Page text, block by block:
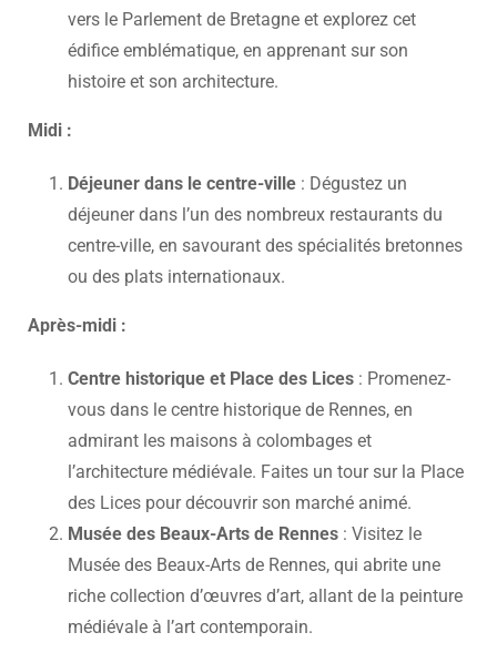
vers le Parlement de Bretagne et explorez cet
édifice emblématique, en apprenant sur son
histoire et son architecture.
Midi :
Déjeuner dans le centre-ville : Dégustez un
déjeuner dans l’un des nombreux restaurants du
centre-ville, en savourant des spécialités bretonnes
ou des plats internationaux.
Après-midi :
Centre historique et Place des Lices : Promenez-
vous dans le centre historique de Rennes, en
admirant les maisons à colombages et
l’architecture médiévale. Faites un tour sur la Place
des Lices pour découvrir son marché animé.
Musée des Beaux-Arts de Rennes : Visitez le
Musée des Beaux-Arts de Rennes, qui abrite une
riche collection d’œuvres d’art, allant de la peinture
médiévale à l’art contemporain.